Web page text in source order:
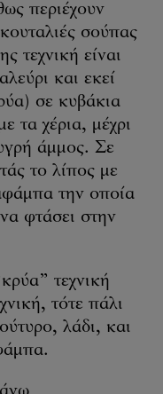
περιέχουν
σούπας
τεχνική είναι
και εκεί
σε κυβάκια
τα χέρια, μέχρι
άμμος. Σε
το λίπος με
την οποία
φτάσει στην
τεχνική
τότε πάλι
λάδι, και